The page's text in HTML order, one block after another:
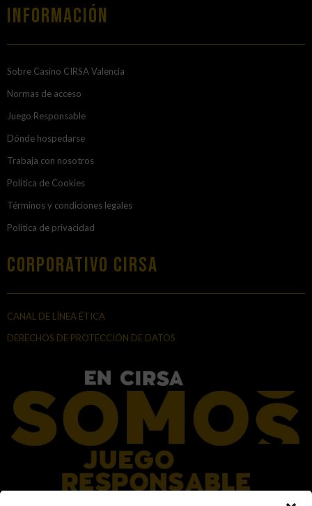
Información
Sobre Casino CIRSA Valencia
Normas de acceso
Juego Responsable
Dónde hospedarse
Trabaja con nosotros
Política de Cookies
Términos y condiciones legales
Política de privacidad
Corporativo Cirsa
CANAL DE LÍNEA ÉTICA
DERECHOS DE PROTECCIÓN DE DATOS